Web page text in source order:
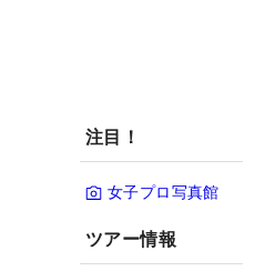
注目！
女子プロ写真館
ツアー情報